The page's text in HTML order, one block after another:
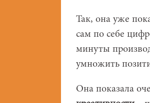
Так, она уже
сам по себе
минуты
умножить
Она показала